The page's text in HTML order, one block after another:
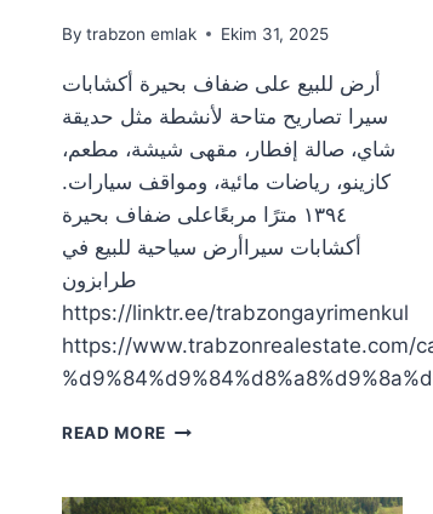
By trabzon emlak Ekim 31, 2025
أرض للبيع على ضفاف بحيرة أكشابات
سيرا تصاريح متاحة لأنشطة مثل حديقة
شاي، صالة إفطار، مقهى شيشة، مطعم،
كازينو، رياضات مائية، ومواقف سيارات.
١٣٩٤ مترًا مربعًاعلى ضفاف بحيرة
أكشابات سيراأرض سياحية للبيع في
طرابزون
https://linktr.ee/trabzongayrimenkul
https://www.trabzonrealestate.com/
READ MORE طرابزون
مقابل